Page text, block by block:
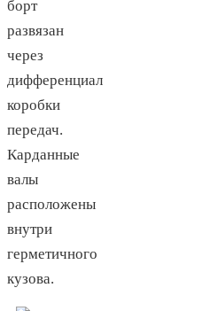
борт
развязан
через
дифференциал
коробки
передач.
Карданные
валы
расположены
внутри
герметичного
кузова.